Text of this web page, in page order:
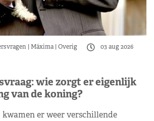
Máxima Overig
03 aug 2026
wie zorgt er eigenlijk
van de koning?
er weer verschillende